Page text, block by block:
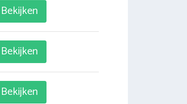
Bekijken
Bekijken
Bekijken